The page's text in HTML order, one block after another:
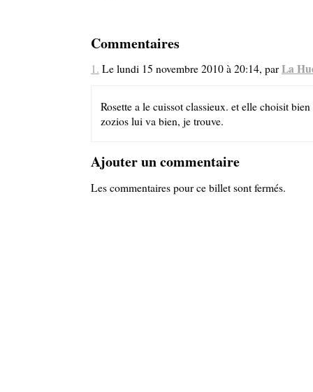
Commentaires
1. Le lundi 15 novembre 2010 à 20:14, parLa
Rosette a le cuissot classieux. et elle choisit
zozios lui va bien, je trouve.
Ajouter un commentaire
Les commentaires pour ce billet sont fermés.